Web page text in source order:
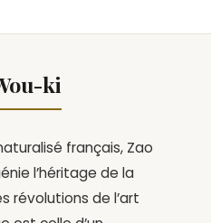
ki
français, Zao
l’héritage de la
révolutions de l’art